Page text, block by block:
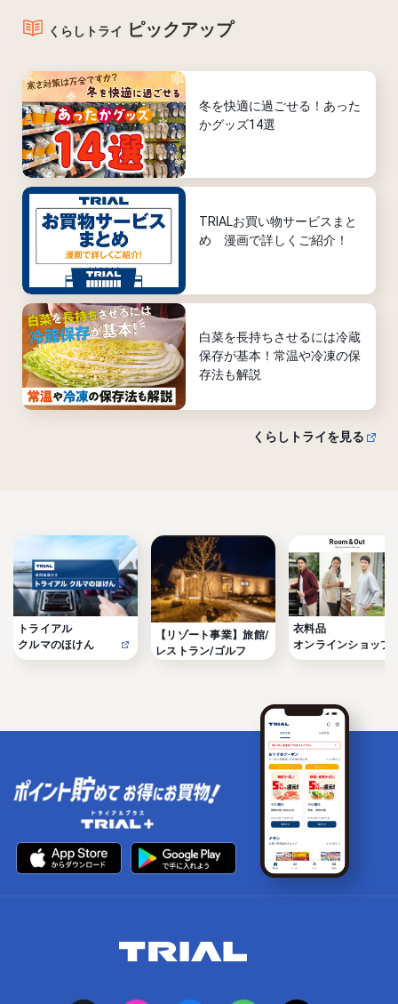
くらしトライ ピックアップ
冬を快適に過ごせる！あった
かグッズ14選
TRIALお買い物サービスまと
め 漫画で詳しくご紹介！
白菜を長持ちさせるには冷蔵
保存が基本！常温や冷凍の保
存法も解説
くらしトライを見る
トライアル
クルマのほけん
【リゾート事業】旅館/
レストラン/ゴルフ
衣料品
オンラインショップ